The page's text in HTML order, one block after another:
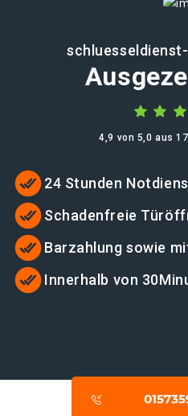
4,9 von 5,0 aus
24 Stunden
Schadenfreie
Barzahlung sowie
Innerhalb von